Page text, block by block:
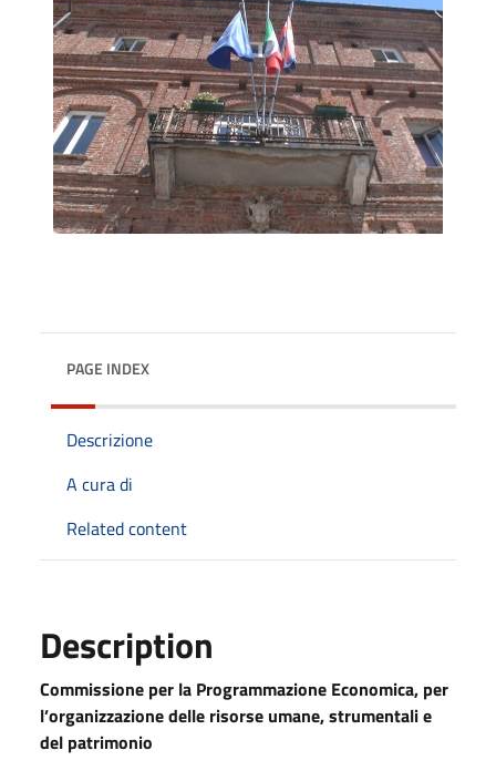
PAGE INDEX
Descrizione
A cura di
Related content
Description
Commissione per la Programmazione Economica, per
l’organizzazione delle risorse umane, strumentali e
del patrimonio